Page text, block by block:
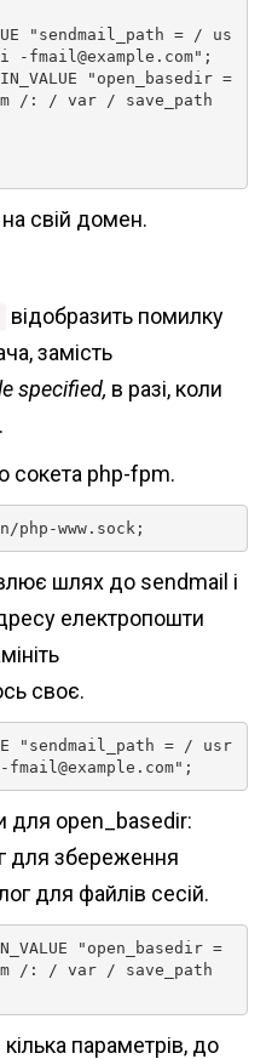
/: / var / save_path
свій домен.
відобразить помилку
замість
specified, в разі, коли
сокета php-fpm.
php-www.sock;
шлях до sendmail і
електропошти
своє.
для open_basedir:
для збереження
для файлів сесій.
/: / var / save_path
параметрів, до